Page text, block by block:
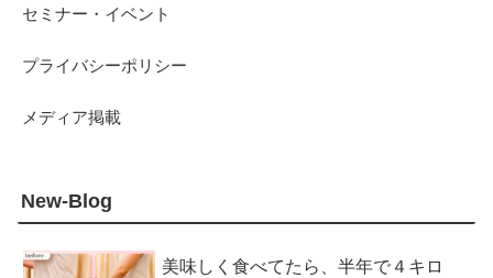
セミナー・イベント
プライバシーポリシー
メディア掲載
New-Blog
美味しく食べてたら、半年で４キロ